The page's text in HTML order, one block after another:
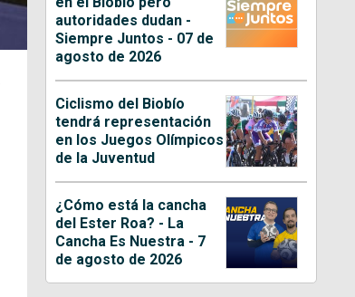
autoridades dudan -
Siempre Juntos - 07 de
agosto de 2026
Ciclismo del Biobío
tendrá representación
en los Juegos Olímpicos
de la Juventud
¿Cómo está la cancha
del Ester Roa? - La
Cancha Es Nuestra - 7
de agosto de 2026